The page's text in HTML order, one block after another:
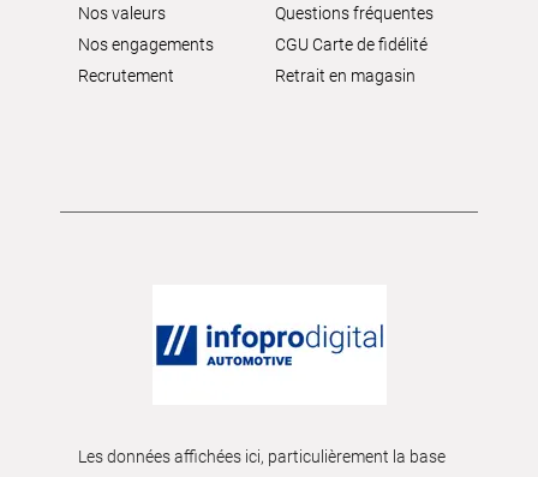
Nos valeurs
Nos engagements
Recrutement
Questions fréquentes
CGU Carte de fidélité
Retrait en magasin
Les données affichées ici, particulièrement la base